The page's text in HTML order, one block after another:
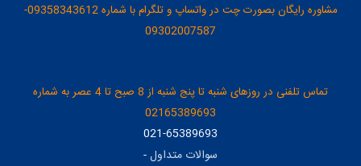
مشاوره رایگان بصورت چت در واتساپ و تلگرام با شماره 09358343612-
09302007587
تماس تلفنی در روزهای شنبه تا پنج شنبه از 8 صبح تا 4 عصر به شماره
02165389693
021-65389693
سوالات متداول-